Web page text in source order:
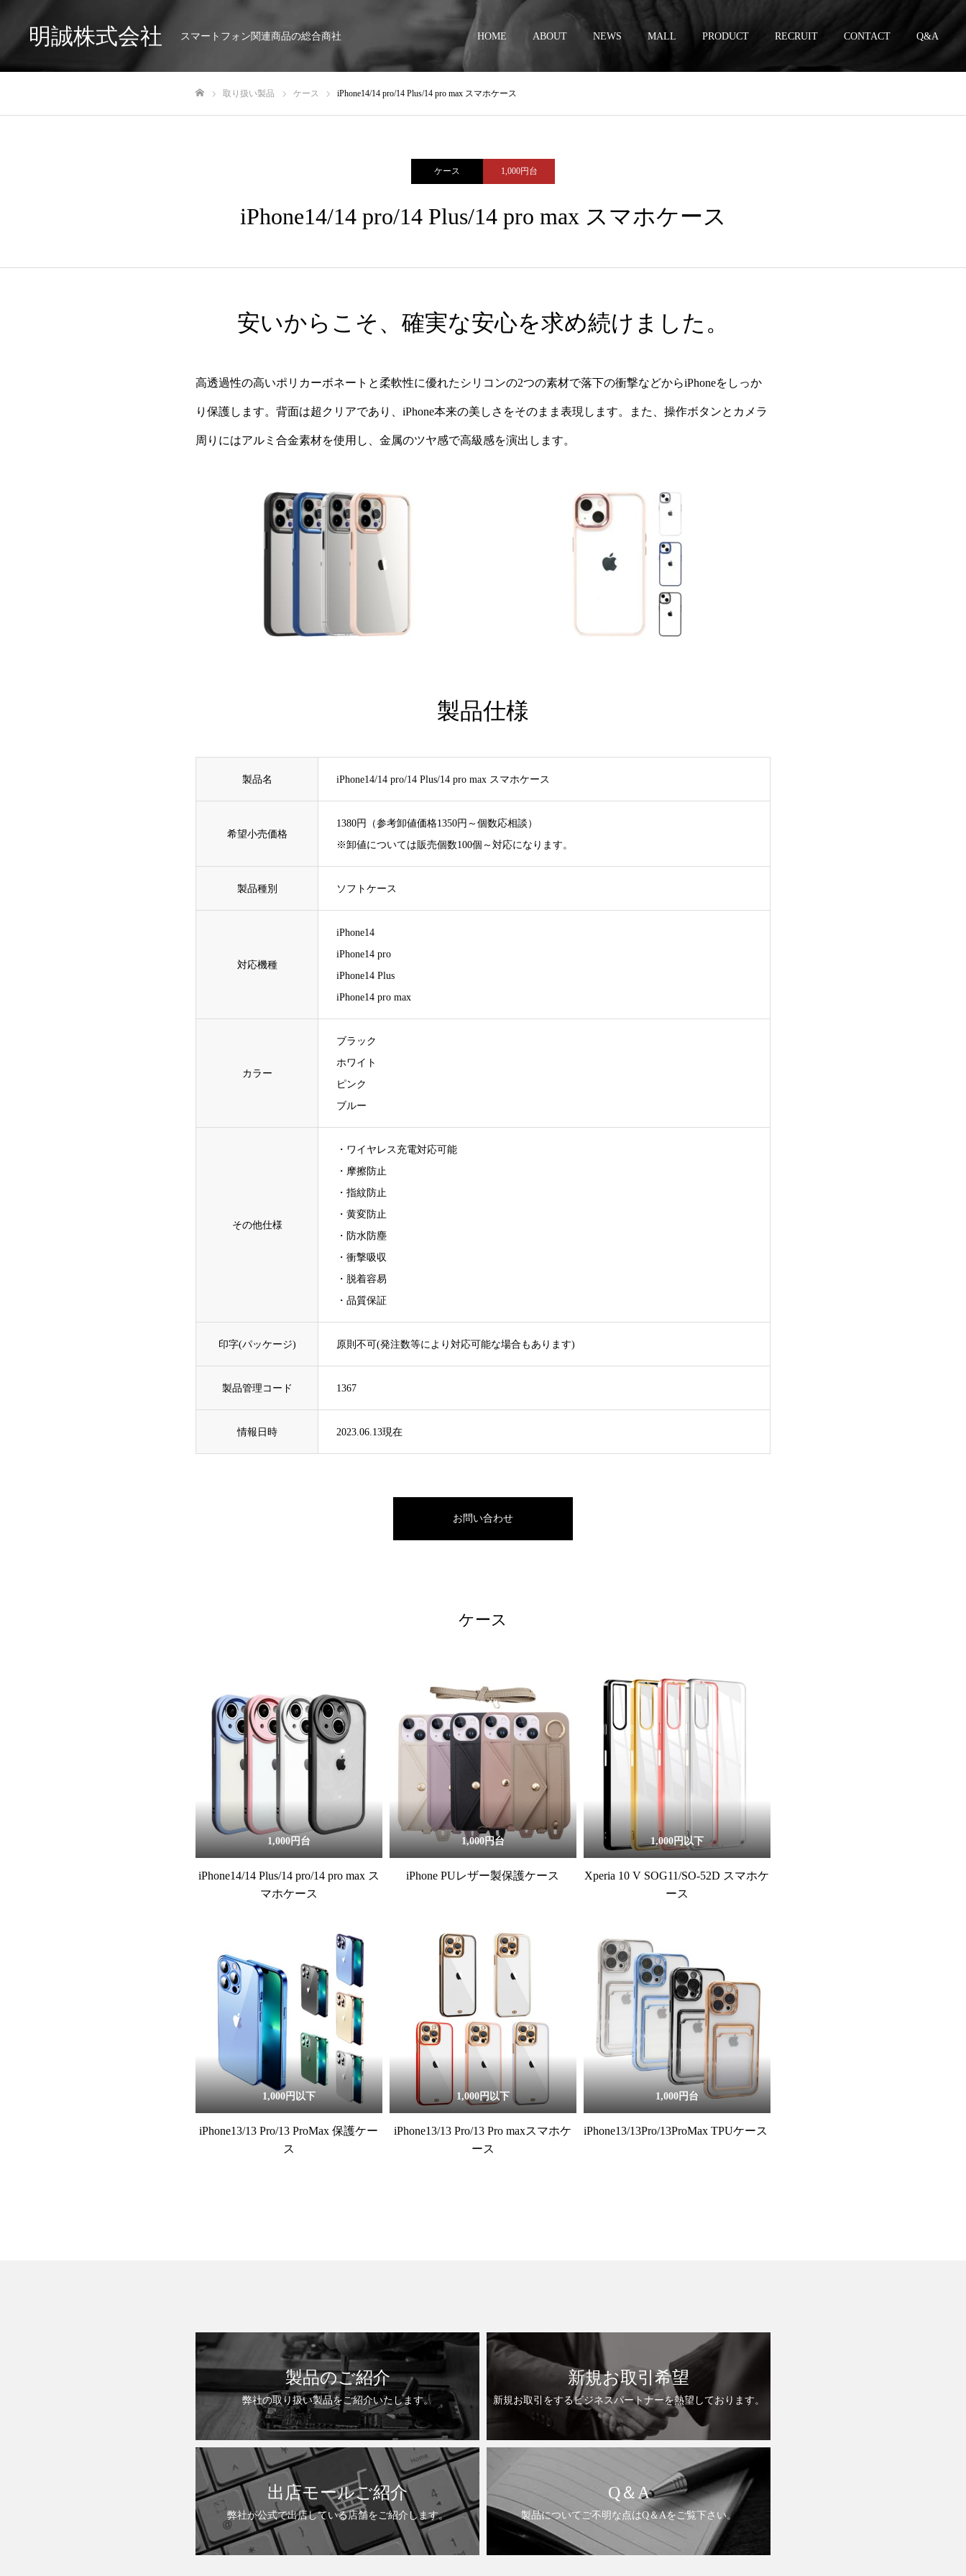
明誠株式会社 スマートフォン関連商品の総合商社 HOME ABOUT NEWS MALL PRODUCT RECRUIT CONTACT Q&A
取り扱い製品 ケース iPhone14/14 pro/14 Plus/14 pro max スマホケース
ケース 1,000円台
iPhone14/14 pro/14 Plus/14 pro max スマホケース
安いからこそ、確実な安心を求め続けました。
高透過性の高いポリカーボネートと柔軟性に優れたシリコンの2つの素材で落下の衝撃などからiPhoneをしっか
り保護します。背面は超クリアであり、iPhone本来の美しさをそのまま表現します。また、操作ボタンとカメラ
周りにはアルミ合金素材を使用し、金属のツヤ感で高級感を演出します。
製品仕様
製品名 iPhone14/14 pro/14 Plus/14 pro max スマホケース
希望小売価格
1380円（参考卸値価格1350円～個数応相談）
※卸値については販売個数100個～対応になります。
製品種別 ソフトケース
対応機種
iPhone14
iPhone14 pro
iPhone14 Plus
iPhone14 pro max
カラー
ブラック
ホワイト
ピンク
ブルー
その他仕様
・ワイヤレス充電対応可能
・摩擦防止
・指紋防止
・黄変防止
・防水防塵
・衝撃吸収
・脱着容易
・品質保証
印字(パッケージ) 原則不可(発注数等により対応可能な場合もあります)
製品管理コード 1367
情報日時 2023.06.13現在
お問い合わせ
ケース
1,000円台
iPhone14/14 Plus/14 pro/14 pro max ス
マホケース
1,000円台
iPhone PUレザー製保護ケース
1,000円以下
Xperia 10 V SOG11/SO-52D スマホケ
ース
1,000円以下
iPhone13/13 Pro/13 ProMax 保護ケー
ス
1,000円以下
iPhone13/13 Pro/13 Pro maxスマホケ
ース
1,000円台
iPhone13/13Pro/13ProMax TPUケース
製品のご紹介
弊社の取り扱い製品をご紹介いたします。
新規お取引希望
新規お取引をするビジネスパートナーを熱望しております。
出店モールご紹介
弊社が公式で出店している店舗をご紹介します。
Q＆A
製品についてご不明な点はQ＆Aをご覧下さい。